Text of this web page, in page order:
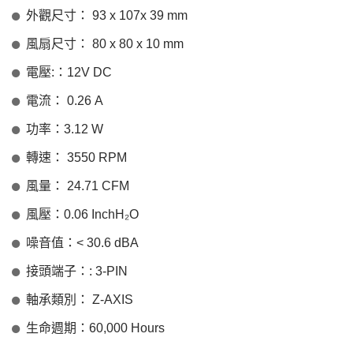
外觀尺寸： 93 x 107x 39 mm
風扇尺寸： 80 x 80 x 10 mm
電壓:：12V DC
電流： 0.26 A
功率：3.12 W
轉速： 3550 RPM
風量： 24.71 CFM
風壓：0.06 InchH₂O
噪音值：< 30.6 dBA
接頭端子：: 3-PIN
軸承類別： Z-AXIS
生命週期：60,000 Hours